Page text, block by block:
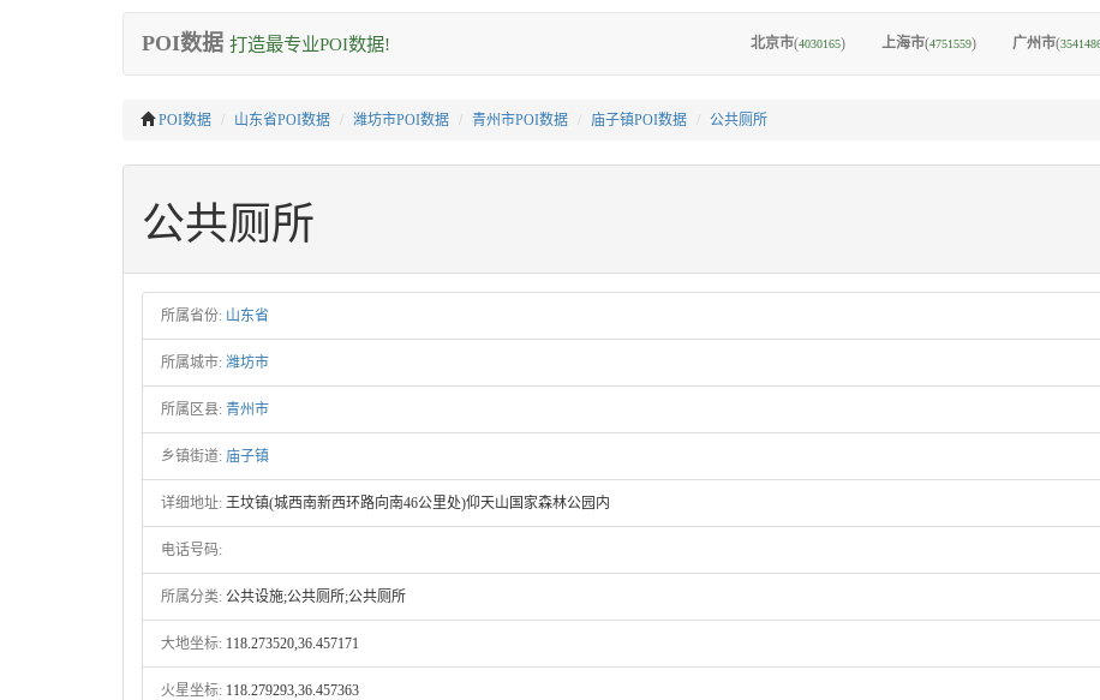
POI数据 打造最专业POI数据! 北京市(4030165) 上海市(4751559) 广州市(
POI数据 山东省POI数据 潍坊市POI数据 青州市POI数据 庙子镇POI数据 公共厕所
公共厕所
所属省份: 山东省
所属城市: 潍坊市
所属区县: 青州市
乡镇街道: 庙子镇
详细地址: 王坟镇(城西南新西环路向南46公里处)仰天山国家森林公园内
电话号码:
所属分类: 公共设施;公共厕所;公共厕所
大地坐标: 118.273520,36.457171
火星坐标: 118.279293,36.457363